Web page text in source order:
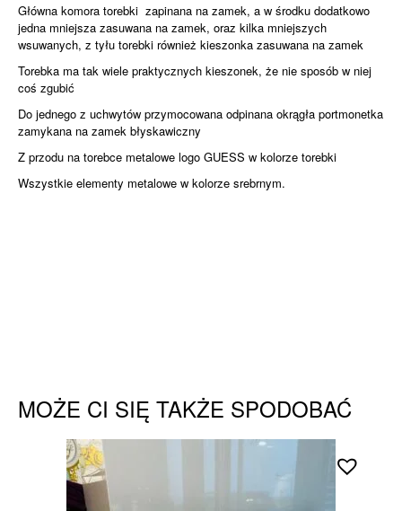
Główna komora torebki zapinana na zamek, a w środku dodatkowo
jedna mniejsza zasuwana na zamek, oraz kilka mniejszych
wsuwanych, z tyłu torebki również kieszonka zasuwana na zamek
Torebka ma tak wiele praktycznych kieszonek, że nie sposób w niej
coś zgubić
Do jednego z uchwytów przymocowana odpinana okrągła portmonetka
zamykana na zamek błyskawiczny
Z przodu na torebce metalowe logo GUESS w kolorze torebki
Wszystkie elementy metalowe w kolorze srebrnym.
MOŻE CI SIĘ TAKŻE SPODOBAĆ